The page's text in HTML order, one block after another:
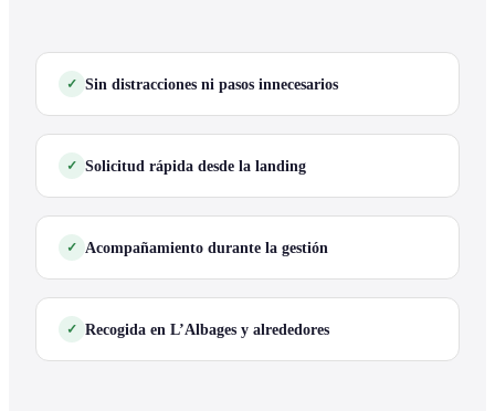
Sin distracciones ni pasos innecesarios
Solicitud rápida desde la landing
Acompañamiento durante la gestión
Recogida en L’Albages y alrededores